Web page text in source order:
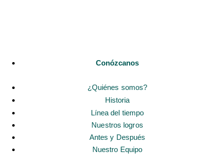
Conózcanos
¿Quiénes somos?
Historia
Línea del tiempo
Nuestros logros
Antes y Después
Nuestro Equipo